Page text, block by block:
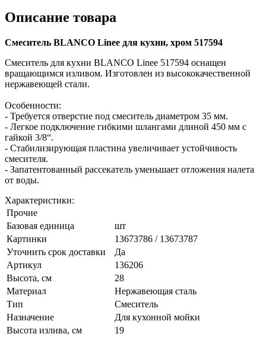
Описание товара
Смеситель BLANCO Linee для кухни, хром 517594
Смеситель для кухни BLANCO Linee 517594 оснащен
вращающимся изливом. Изготовлен из высококачественной
нержавеющей стали.
Особенности:
- Требуется отверстие под смеситель диаметром 35 мм.
- Легкое подключение гибкими шлангами длиной 450 мм с
гайкой 3/8“.
- Стабилизирующая пластина увеличивает устойчивость
смесителя.
- Запатентованный рассекатель уменьшает отложения налета
от воды.
Характеристики:
Прочие
Базовая единица
шт
Картинки
13673786 / 13673787
Уточнить срок доставки
Да
Артикул
136206
Высота, см
28
Материал
Нержавеющая сталь
Тип
Смеситель
Назначение
Для кухонной мойки
Высота излива, см
19